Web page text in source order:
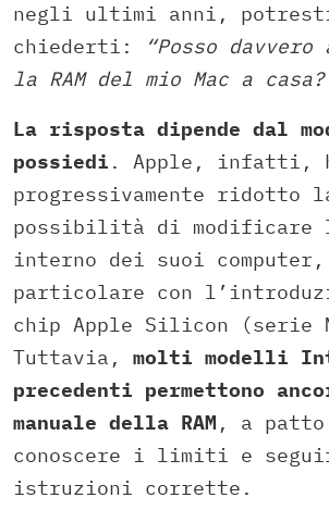
negli ultimi anni,
chiederti:
“Posso davvero
la RAM del mio Mac a
La risposta dipende dal
possiedi . Apple, infatti,
progressivamente ridotto
possibilità di modificare
interno dei suoi
particolare con
chip Apple Silicon (serie
Tuttavia, molti modelli
precedenti permettono
manuale della RAM , a
conoscere i limiti e
istruzioni corrette.